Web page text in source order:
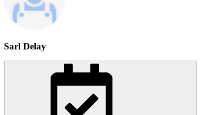
Sarl Delay